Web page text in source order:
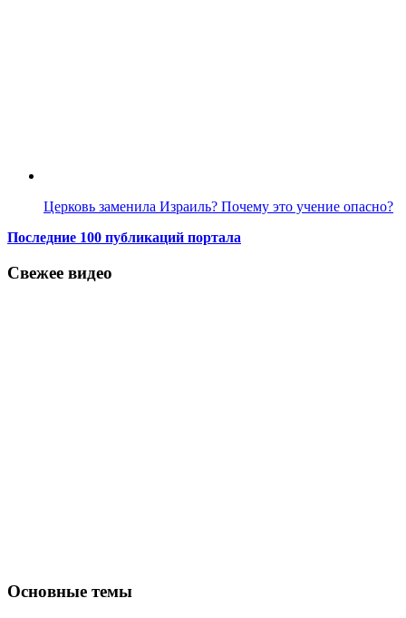
Церковь заменила Израиль? Почему это учение опасно?
Последние 100 публикаций портала
Свежее видео
Основные темы